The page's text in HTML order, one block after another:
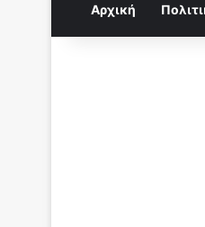
Αρχική